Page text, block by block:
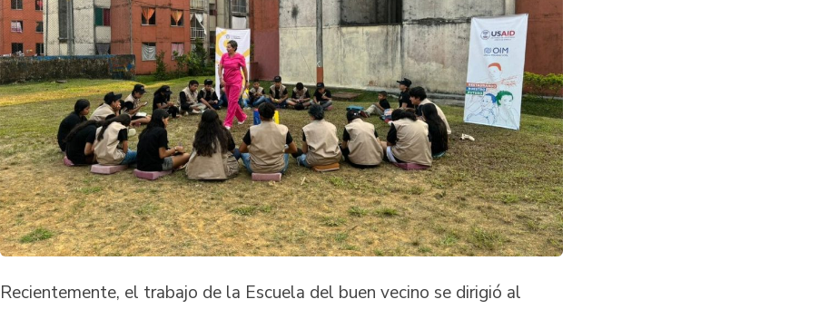
Recientemente, el trabajo de la Escuela del buen vecino se dirigió al